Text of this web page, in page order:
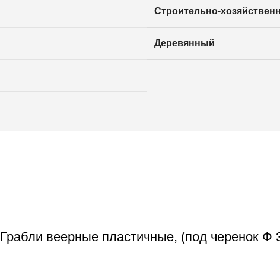
Строительно-
Деревянный
Грабли веерные пластичные, (под черенок Ф